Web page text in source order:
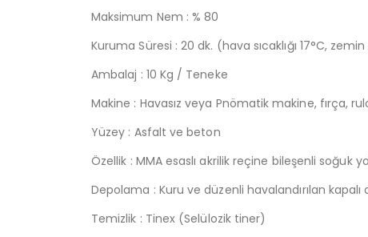
Maksimum Nem : % 80
Kuruma Süresi : 20 dk. (hava sıcaklığı 17°C,
Ambalaj : 10 Kg / Teneke
Makine : Havasız veya Pnömatik makine, fırça,
Yüzey : Asfalt ve beton
Özellik : MMA esaslı akrilik reçine bileşenli soğuk
Depolama : Kuru ve düzenli havalandırılan
Temizlik : Tinex (Selülozik tiner)